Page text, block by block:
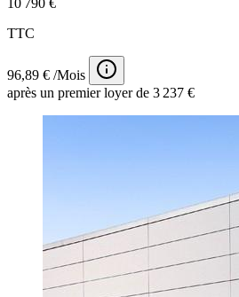
TTC
96,89 € /Mois
après un premier loyer de 3 237 €